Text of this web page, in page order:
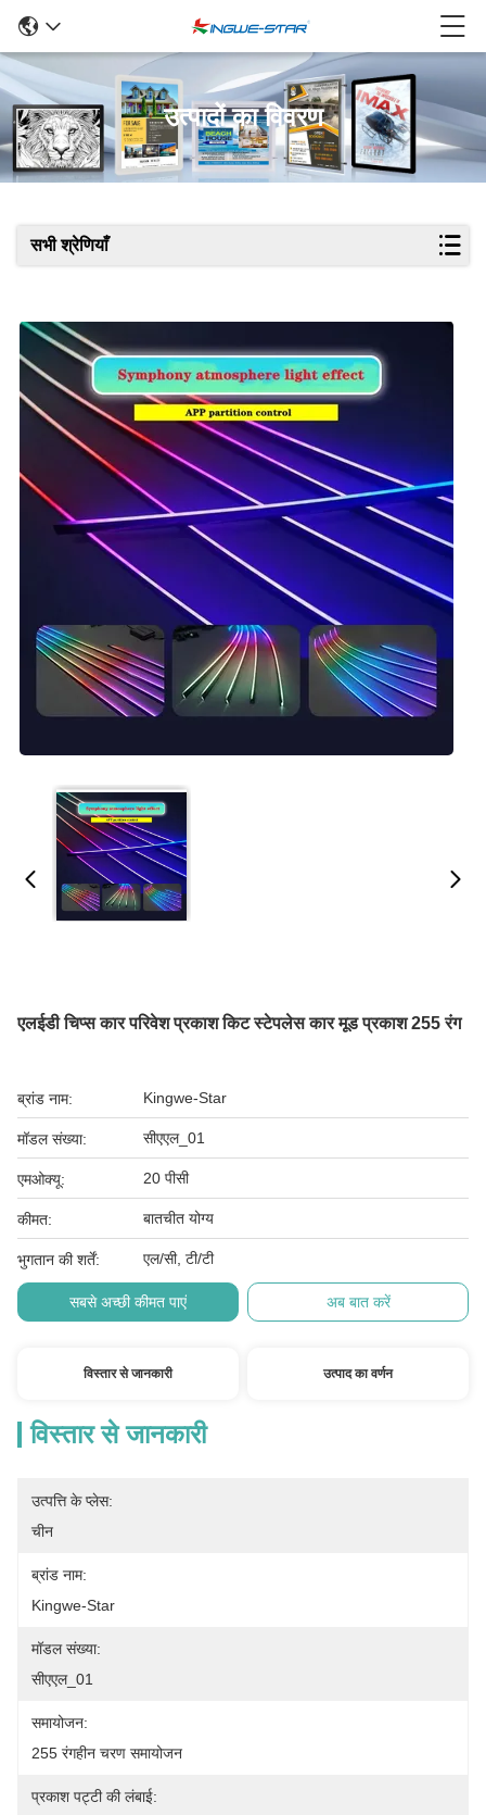
उत्पादों का विवरण
सभी श्रेणियाँ
एलईडी चिप्स कार परिवेश प्रकाश किट स्टेपलेस कार मूड प्रकाश 255 रंग
ब्रांड नाम: Kingwe-Star
मॉडल संख्या: सीएएल_01
एमओक्यू: 20 पीसी
कीमत: बातचीत योग्य
भुगतान की शर्तें: एल/सी, टी/टी
सबसे अच्छी कीमत पाएं अब बात करें
विस्तार से जानकारी उत्पाद का वर्णन
विस्तार से जानकारी
उत्पत्ति के प्लेस:
चीन
ब्रांड नाम:
Kingwe-Star
मॉडल संख्या:
सीएएल_01
समायोजन:
255 रंगहीन चरण समायोजन
प्रकाश पट्टी की लंबाई: